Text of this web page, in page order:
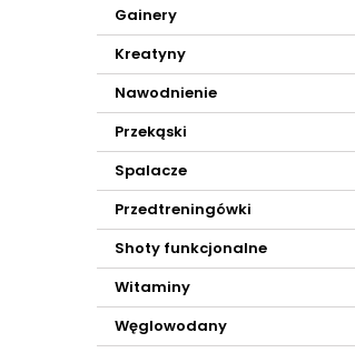
Gainery
Kreatyny
Nawodnienie
Przekąski
Spalacze
Przedtreningówki
Shoty funkcjonalne
Witaminy
Węglowodany